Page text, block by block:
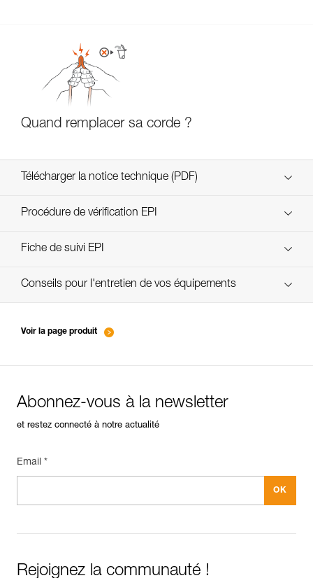
Quand remplacer sa corde ?
Télécharger la notice technique (PDF)
Technical Notice
Procédure de vérification EPI
verif-EPI-cordes-procedure-FR
Fiche de suivi EPI
verif-EPI-cordes-suivi- FR
Conseils pour l'entretien de vos équipements
Voir la page produit
Abonnez-vous à la newsletter
et restez connecté à notre actualité
Email *
Rejoignez la communauté !